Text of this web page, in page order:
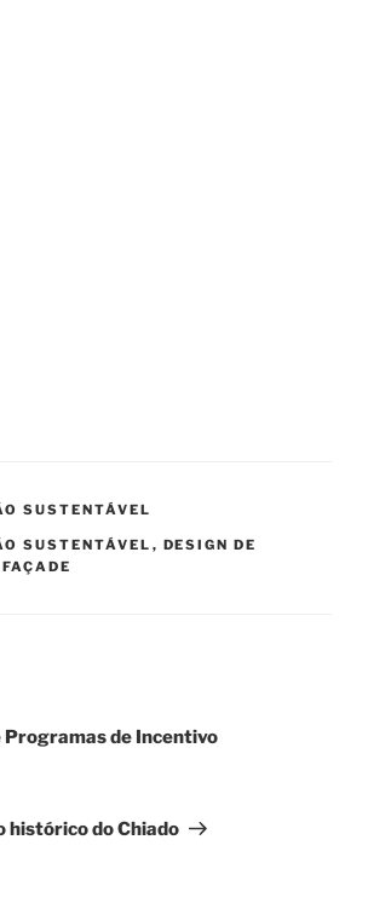
SUSTENTÁVEL
SUSTENTÁVEL , DESIGN DE
FAÇADE
Programas de Incentivo
histórico do Chiado